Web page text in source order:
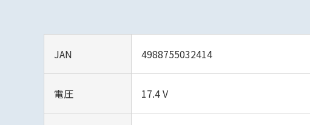
JAN 4988755032414
電圧 17.4 V